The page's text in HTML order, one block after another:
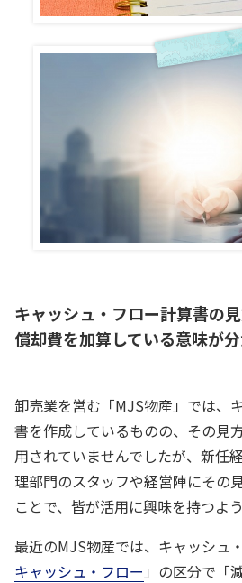
キャッシュ・フロー計算書の
償却費を加算している意味が分
卸売業を営む「MJS物産」では、
書を作成しているものの、その見
用されていませんでしたが、新任
理部門のスタッフや経営陣にその
ことで、皆が活用に興味を持つよ
最近のMJS物産では、キャッシュ
キャッシュ・フロー 」の区分で「